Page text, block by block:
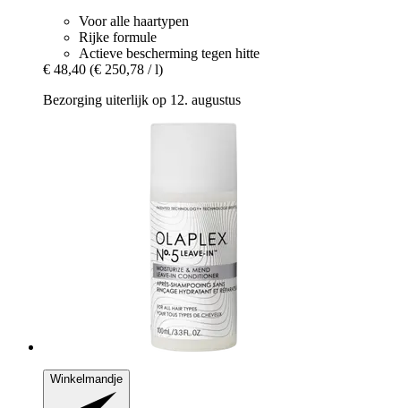
Voor alle haartypen
Rijke formule
Actieve bescherming tegen hitte
€ 48,40 (€ 250,78 / l)
Bezorging uiterlijk op 12. augustus
Winkelmandje